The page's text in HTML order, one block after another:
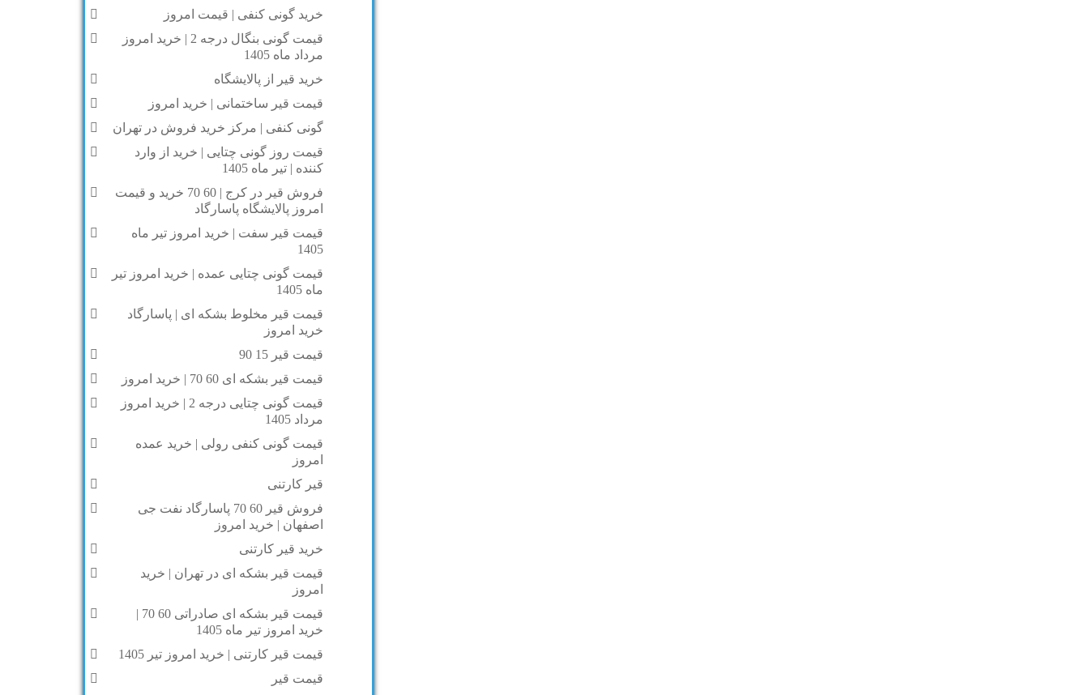
خرید گونی کنفی | قیمت امروز
قیمت گونی بنگال درجه 2 | خرید امروز
مرداد ماه 1405
خرید قیر از پالایشگاه
قیمت قیر ساختمانی | خرید امروز
گونی کنفی | مرکز خرید فروش در تهران
قیمت روز گونی چتایی | خرید از وارد
کننده | تیر ماه 1405
فروش قیر در کرج | 60 70 خرید و قیمت
امروز پالایشگاه پاسارگاد
قیمت قیر سفت | خرید امروز تیر ماه
1405
قیمت گونی چتایی عمده | خرید امروز تیر
ماه 1405
قیمت قیر مخلوط بشکه ای | پاسارگاد
خرید امروز
قیمت قیر 15 90
قیمت قیر بشکه ای 60 70 | خرید امروز
قیمت گونی چتایی درجه 2 | خرید امروز
مرداد 1405
قیمت گونی کنفی رولی | خرید عمده
امروز
قیر کارتنی
فروش قیر 60 70 پاسارگاد نفت جی
اصفهان | خرید امروز
خرید قیر کارتنی
قیمت قیر بشکه ای در تهران | خرید
امروز
قیمت قیر بشکه ای صادراتی 60 70 |
خرید امروز تیر ماه 1405
قیمت قیر کارتنی | خرید امروز تیر 1405
قیمت قیر